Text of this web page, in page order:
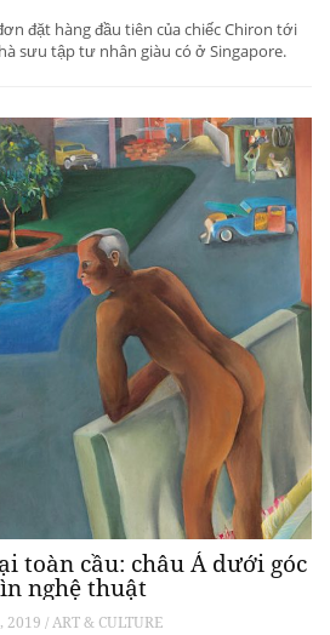
đặt hàng đầu tiên của chiếc Chiron tới
sưu tập tư nhân giàu có ở Singapore.
toàn cầu: châu Á dưới góc
nghệ thuật
2019 / ART & CULTURE